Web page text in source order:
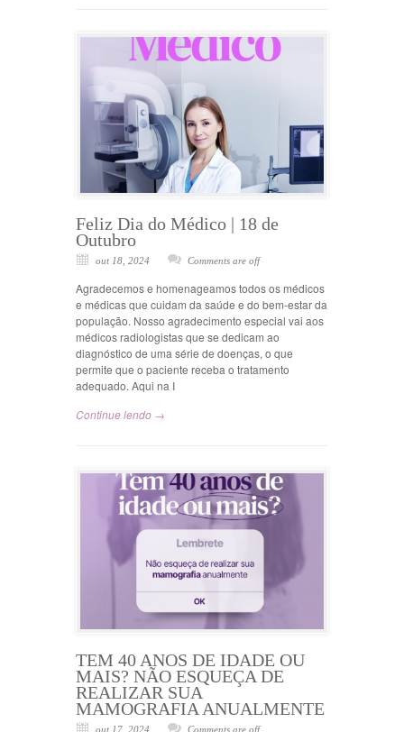
Feliz Dia do Médico | 18 de
Outubro
out 18, 2024 Comments are off
Agradecemos e homenageamos todos os médicos
e médicas que cuidam da saúde e do bem-estar da
população. Nosso agradecimento especial vai aos
médicos radiologistas que se dedicam ao
diagnóstico de uma série de doenças, o que
permite que o paciente receba o tratamento
adequado. Aqui na I
Continue lendo →
TEM 40 ANOS DE IDADE OU
MAIS? NÃO ESQUEÇA DE
REALIZAR SUA
MAMOGRAFIA ANUALMENTE
out 17, 2024 Comments are off